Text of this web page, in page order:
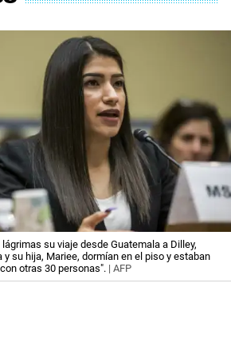
su viaje desde Guatemala a Dilley,
y su hija, Mariee, dormían en el piso y estaban
otras 30 personas". | AFP